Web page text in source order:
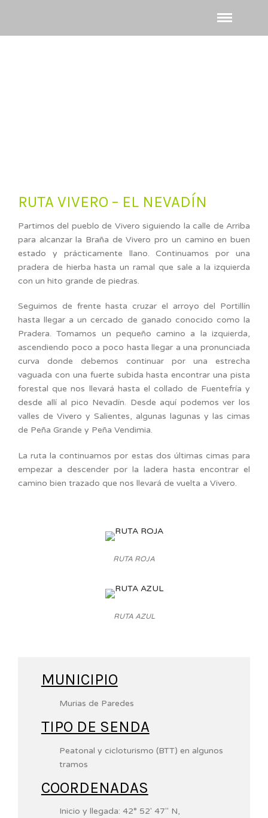
RUTA VIVERO – EL NEVADÍN
Partimos del pueblo de Vivero siguiendo la calle de Arriba
para alcanzar la Braña de Vivero pro un camino en buen
estado y prácticamente llano. Continuamos por una
pradera de hierba hasta un ramal que sale a la izquierda
con un hito grande de piedras.
Seguimos de frente hasta cruzar el arroyo del Portillín
hasta llegar a un cercado de ganado conocido como la
Pradera. Tomamos un pequeño camino a la izquierda,
ascendiendo poco a poco hasta llegar a una pronunciada
curva donde debemos continuar por una estrecha
vaguada con una fuerte subida hasta encontrar una pista
forestal que nos llevará hasta el collado de Fuentefría y
desde allí al pico Nevadín. Desde aquí podemos ver los
valles de Vivero y Salientes, algunas lagunas y las cimas
de Peña Grande y Peña Vendimia.
La ruta la continuamos por estas dos últimas cimas para
empezar a descender por la ladera hasta encontrar el
camino bien trazado que nos llevará de vuelta a Vivero.
RUTA ROJA
RUTA AZUL
MUNICIPIO
Murias de Paredes
TIPO DE SENDA
Peatonal y cicloturismo (BTT) en algunos
tramos
COORDENADAS
Inicio y llegada: 42° 52′ 47″ N,